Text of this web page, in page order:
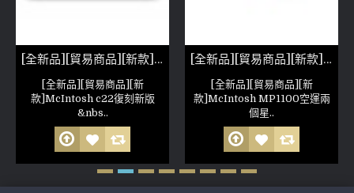
[全新品][貿易商品][新款]McIntosh c22 復刻新版
[全新品][貿易商品][新
款]McIntosh c22復刻新版
&nbs..
[全新品][貿易商品][新款]McIntosh MP1100
[全新品][貿易商品][新
款]McIntosh MP1100空運兩
個星..